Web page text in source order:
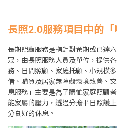
長照2.0服務項目中的
長期照顧服務是指針對預期或已達
眾，由長照服務人員及單位，提供
務、日間照顧、家庭托顧、小規模
借、購買及居家無障礙環境改善、
息服務」主要是為了體恤家庭照顧
能家屬的壓力，透過分擔平日照護
分良好的休息。